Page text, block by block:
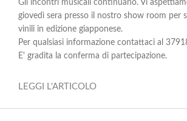
Gli incontri musicali continuano. Vi
giovedì sera presso il nostro show room per
vinili in edizione giapponese.
Per qualsiasi informazione contattaci al
E' gradita la conferma di partecipazione.
LEGGI L'ARTICOLO